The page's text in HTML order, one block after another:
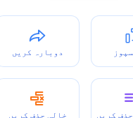
دوبارہ کریں
خالی حذف کریں کریں